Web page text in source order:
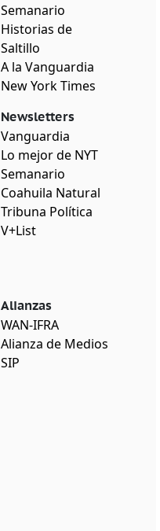
Semanario
Historias de
Saltillo
A la Vanguardia
New York Times
Newsletters
Vanguardia
Lo mejor de NYT
Semanario
Coahuila Natural
Tribuna Política
V+List
Alianzas
WAN-IFRA
Alianza de Medios
SIP